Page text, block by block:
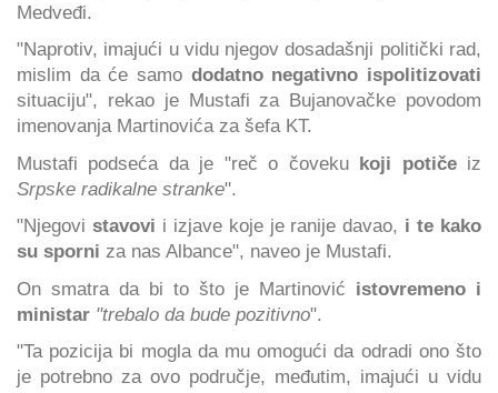
Medveđi.
"Naprotiv, imajući u vidu njegov dosadašnji politički rad,
mislim da će samo dodatno negativno ispolitizovati
situaciju", rekao je Mustafi za Bujanovačke povodom
imenovanja Martinovića za šefa KT.
Mustafi podseća da je "reč o čoveku koji potičeiz
Srpske radikalne stranke".
"Njegovi stavovi i izjave koje je ranije davao, i te kako
su sporni za nas Albance", naveo je Mustafi.
On smatra da bi to što je Martinović istovremeno i
ministar "trebalo da bude pozitivno".
"Ta pozicija bi mogla da mu omogući da odradi ono što
je potrebno za ovo područje, međutim, imajući u vidu